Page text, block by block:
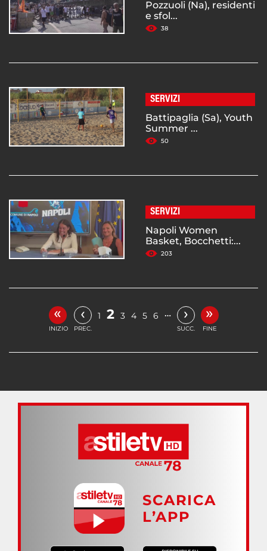
Pozzuoli (Na), residenti
e sfol...
38
SERVIZI
Battipaglia (Sa), Youth
Summer ...
50
SERVIZI
Napoli Women
Basket, Bocchetti:...
203
«
INIZIO
‹
PREC.
1 2 3 4 5 6 … ›
SUCC.
»
FINE
SCARICA
L’APP